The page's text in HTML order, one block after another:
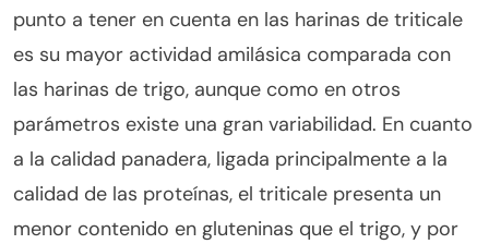
punto a tener en cuenta en las harinas de triticale
es su mayor actividad amilásica comparada con
las harinas de trigo, aunque como en otros
parámetros existe una gran variabilidad. En cuanto
a la calidad panadera, ligada principalmente a la
calidad de las proteínas, el triticale presenta un
menor contenido en gluteninas que el trigo, y por